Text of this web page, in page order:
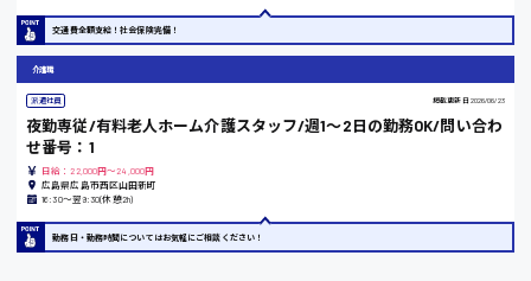
香川県
愛知県
時給1100円〜
交通費全額支給！社会保険完備！
介護職
派遣社員 掲載更新日 2026/06/23
夜勤専従/有料老人ホーム介護スタッフ/週1〜2日の勤務OK/問い合わ
せ番号：1
日給：22,000円～24,000円
広島県広島市西区山田新町
16:30〜翌9:30(休憩2h)
勤務日・勤務時間についてはお気軽にご相談ください！